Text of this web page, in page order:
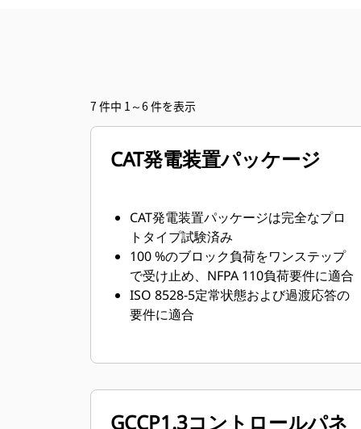
7 件中 1～6 件を表示
CAT発電装置パッケージ
CAT発電装置パッケージは完全なプロ
トタイプ試験済み
100 %のブロック負荷をワンステップ
で受け止め、NFPA 110負荷要件に適合
ISO 8528-5定常状態および過渡応答の
要件に適合
GCCP1.3コントロールパネ